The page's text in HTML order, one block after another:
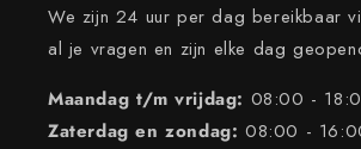
We zijn 24 uur per dag bereikbaar
al je vragen en zijn elke dag
Maandag t/m vrijdag: 08:00 -
Zaterdag en zondag: 08:00 -